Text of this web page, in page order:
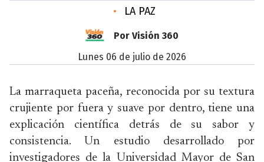
• LA PAZ
Por Visión 360
lunes 06 de julio de 2026
La marraqueta paceña, reconocida por su textura
crujiente por fuera y suave por dentro, tiene una
explicación científica detrás de su sabor y
consistencia. Un estudio desarrollado por
investigadores de la Universidad Mayor de San